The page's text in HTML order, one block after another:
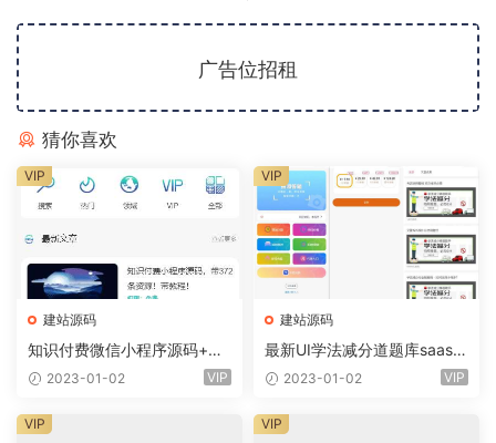
广告位招租
猜你喜欢
建站源码
知识付费微信小程序源码+前
端+教程
2023-01-02 VIP
VIP
建站源码
最新UI学法减分道题库saas系
统商业专业版小程序+前端
2023-01-02 VIP
VIP
VIP VIP